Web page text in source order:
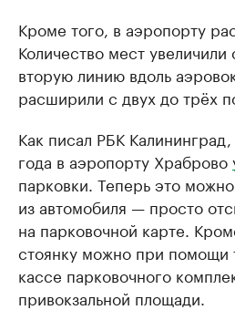
Кроме того, в аэропорту
Количество мест
вторую линию вдоль
расширили с двух до трёх
Как писал РБК
года в аэропорту Храброво
парковки. Теперь это
из автомобиля — просто
на парковочной карте.
стоянку можно при помощи
кассе парковочного
привокзальной площади.